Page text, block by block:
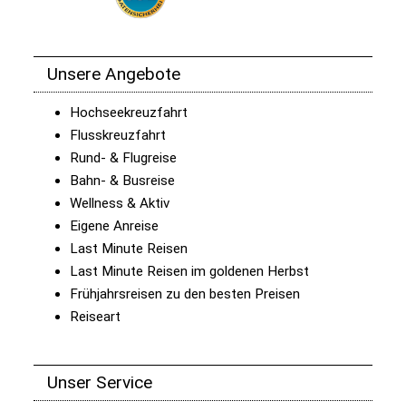
Unsere Angebote
Hochseekreuzfahrt
Flusskreuzfahrt
Rund- & Flugreise
Bahn- & Busreise
Wellness & Aktiv
Eigene Anreise
Last Minute Reisen
Last Minute Reisen im goldenen Herbst
Frühjahrsreisen zu den besten Preisen
Reiseart
Unser Service